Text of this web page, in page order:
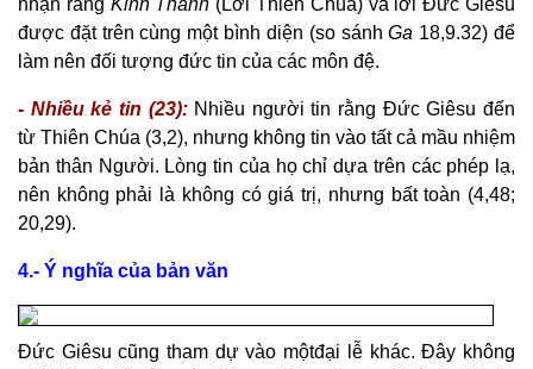
nhận rằng Kinh Thánh (Lời Thiên Chúa) và lời Đức Giêsu
được đặt trên cùng một bình diện (so sánhGa 18,9.32) để
làm nên đối tượng đức tin của các môn đệ.
- Nhiều kẻ tin (23):Nhiều người tin rằng Đức Giêsu đến
từ Thiên Chúa (3,2), nhưng không tin vào tất cả mầu nhiệm
bản thân Người. Lòng tin của họ chỉ dựa trên các phép lạ,
nên không phải là không có giá trị, nhưng bất toàn (4,48;
20,29).
4.- Ý nghĩa của bản văn
Đức Giêsu cũng tham dự vào mộtđại lễ khác. Đây không